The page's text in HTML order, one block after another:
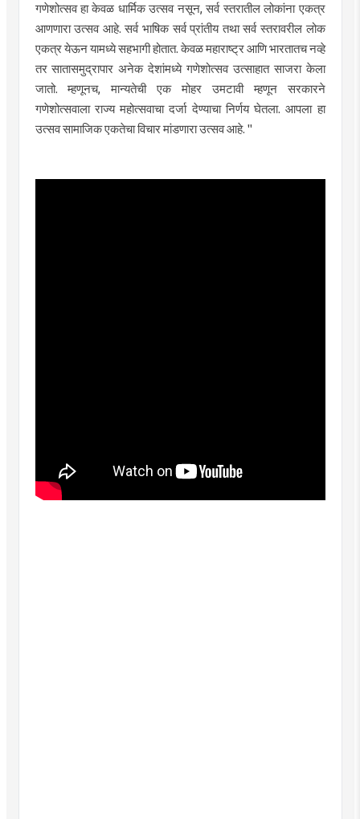
गणेशोत्सव हा केवळ धार्मिक उत्सव नसून, सर्व स्तरातील लोकांना एकत्र
आणणारा उत्सव आहे. सर्व भाषिक सर्व प्रांतीय तथा सर्व स्तरावरील लोक
एकत्र येऊन यामध्ये सहभागी होतात. केवळ महाराष्ट्र आणि भारतातच नव्हे
तर सातासमुद्रापार अनेक देशांमध्ये गणेशोत्सव उत्साहात साजरा केला
जातो. म्हणूनच, मान्यतेची एक मोहर उमटावी म्हणून सरकारने
गणेशोत्सवाला राज्य महोत्सवाचा दर्जा देण्याचा निर्णय घेतला. आपला हा
उत्सव सामाजिक एकतेचा विचार मांडणारा उत्सव आहे. "